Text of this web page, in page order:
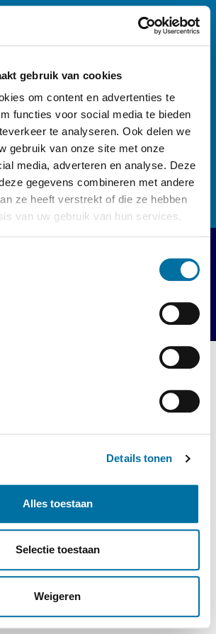
gebruik van cookies
om content en advertenties te
functies voor social media te bieden
te analyseren. Ook delen we
gebruik van onze site met onze
media, adverteren en analyse. Deze
gegevens combineren met andere
ze heeft verstrekt of die ze hebben
van uw gebruik van hun services.
Details tonen
Alles toestaan
Selectie toestaan
Weigeren
voorwaarden